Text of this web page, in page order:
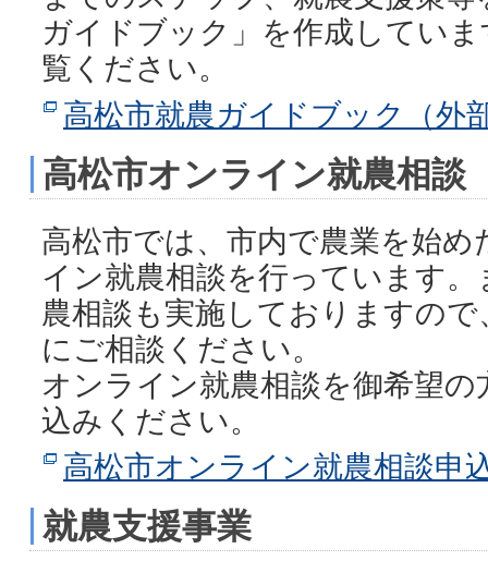
ガイドブック」を作成してい
覧ください。
高松市就農ガイドブック（外
高松市オンライン就農相談
高松市では、市内で農業を始
イン就農相談を行っています
農相談も実施しておりますの
にご相談ください。
オンライン就農相談を御希望
込みください。
高松市オンライン就農相談申
就農支援事業